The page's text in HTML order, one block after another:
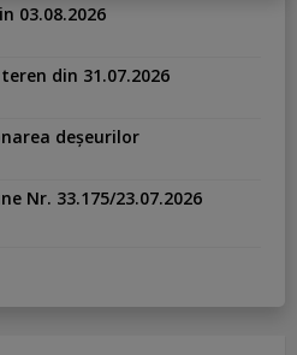
03.08.2026
din 31.07.2026
deșeurilor
Nr. 33.175/23.07.2026